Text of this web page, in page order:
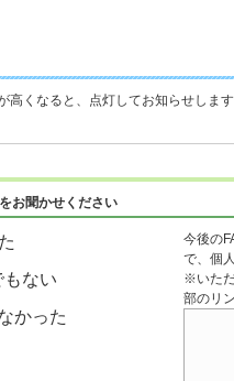
くなると、点灯してお知らせします
お聞かせください
ない
かった
今後の
で、個
※いた
部のリ